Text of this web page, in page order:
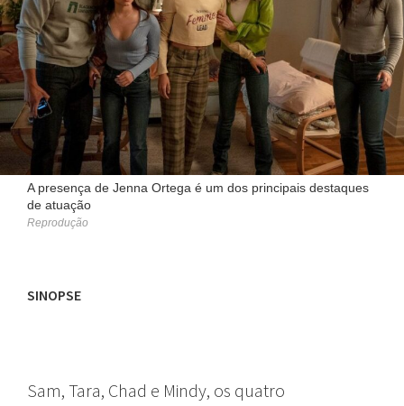
A presença de Jenna Ortega é um dos principais destaques
de atuação
Reprodução
SINOPSE
Sam, Tara, Chad e Mindy, os quatro